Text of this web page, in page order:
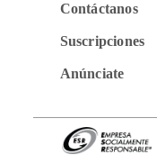
Contáctanos
Suscripciones
Anúnciate